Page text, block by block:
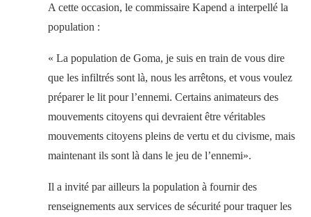
A cette occasion, le commissaire Kapend a interpellé la
population :
« La population de Goma, je suis en train de vous dire
que les infiltrés sont là, nous les arrêtons, et vous voulez
préparer le lit pour l’ennemi. Certains animateurs des
mouvements citoyens qui devraient être véritables
mouvements citoyens pleins de vertu et du civisme, mais
maintenant ils sont là dans le jeu de l’ennemi».
Il a invité par ailleurs la population à fournir des
renseignements aux services de sécurité pour traquer les